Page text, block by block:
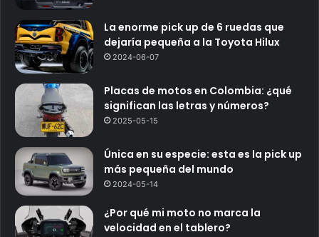
La enorme pick up de 6 ruedas que
dejaría pequeña a la Toyota Hilux
2024-06-07
Placas de motos en Colombia: ¿qué
significan las letras y números?
2025-05-15
Única en su especie: esta es la pick up
más pequeña del mundo
2024-05-14
¿Por qué mi moto no marca la
velocidad en el tablero?